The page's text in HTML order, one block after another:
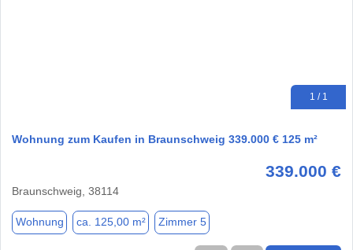
1 / 1
Wohnung zum Kaufen in Braunschweig 339.000 € 125 m²
339.000 €
Braunschweig, 38114
Wohnung ca. 125,00 m² Zimmer 5